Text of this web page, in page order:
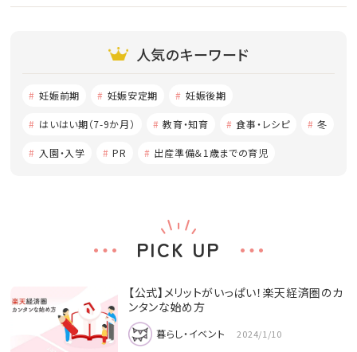
人気のキーワード
妊娠前期 妊娠安定期 妊娠後期
はいはい期（7-9か月） 教育・知育 食事・レシピ 冬
入園・入学 PR 出産準備＆1歳までの育児
PICK UP
【公式】メリットがいっぱい！楽天経済圏のカ
ンタンな始め方
暮らし・イベント 2024/1/10